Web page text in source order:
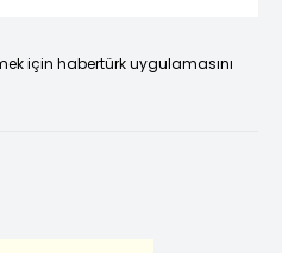
için habertürk uygulamasını